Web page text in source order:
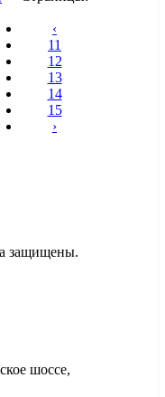
‹
11
12
13
14
15
›
защищены.
шоссе,